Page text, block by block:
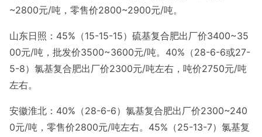
~2800元/吨，零售价2800~2900元/吨。
山东日照：45%（15-15-15）硫基复合肥出厂价3400~35
00元/吨，批发价3500~3600元/吨。40%（28-6-6或27-
5-8）氯基复合肥出厂价2300元/吨左右，吨价2750元/吨
左右。
安徽淮北：40%（28-6-6）氯基复合肥出厂价2300~240
0元/吨，零售价2800元/吨左右。45%（25-13-7）氯基复